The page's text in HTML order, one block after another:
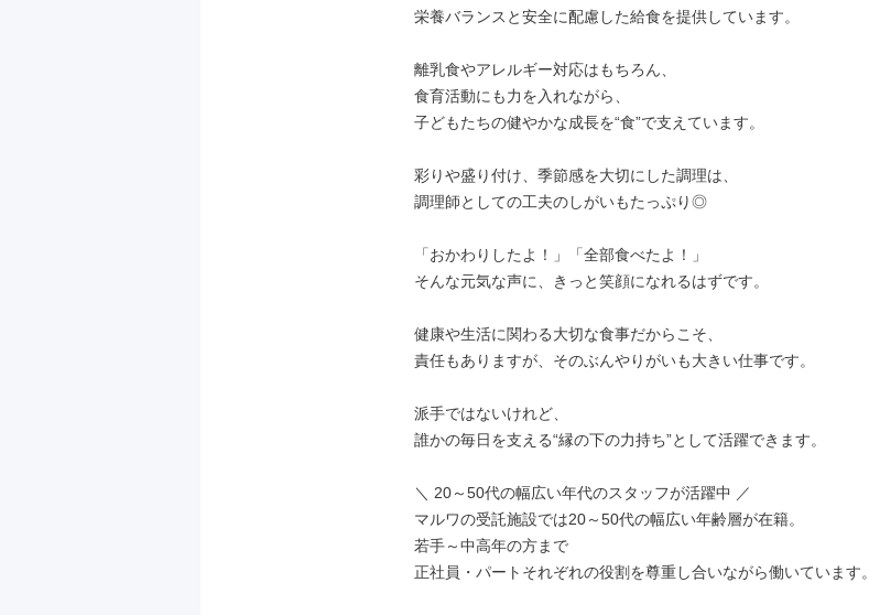
栄養バランスと安全に配慮した給食を提供しています。
離乳食やアレルギー対応はもちろん、
食育活動にも力を入れながら、
子どもたちの健やかな成長を“食”で支えています。
彩りや盛り付け、季節感を大切にした調理は、
調理師としての工夫のしがいもたっぷり◎
「おかわりしたよ！」「全部食べたよ！」
そんな元気な声に、きっと笑顔になれるはずです。
健康や生活に関わる大切な食事だからこそ、
責任もありますが、そのぶんやりがいも大きい仕事です。
派手ではないけれど、
誰かの毎日を支える“縁の下の力持ち”として活躍できます。
＼ 20～50代の幅広い年代のスタッフが活躍中 ／
マルワの受託施設では20～50代の幅広い年齢層が在籍。
若手～中高年の方まで
正社員・パートそれぞれの役割を尊重し合いながら働いています。